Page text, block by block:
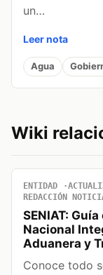
un…
Leer nota
Agua
Wiki
ENTIDAD
REDACCIÓN
SENIAT:
Nacional
Aduanera y
Conoce todo